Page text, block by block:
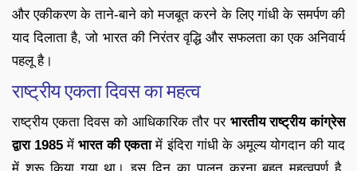
और एकीकरण के ताने-बाने को मजबूत करने के लिए गांधी के समर्पण की
याद दिलाता है, जो भारत की निरंतर वृद्धि और सफलता का एक अनिवार्य
पहलू है।
राष्ट्रीय एकता दिवस का महत्व
राष्ट्रीय एकता दिवस को आधिकारिक तौर पर भारतीय राष्ट्रीय कांग्रेस
द्वारा 1985 मेंभारत की एकतामें इंदिरा गांधी के अमूल्य योगदान की याद